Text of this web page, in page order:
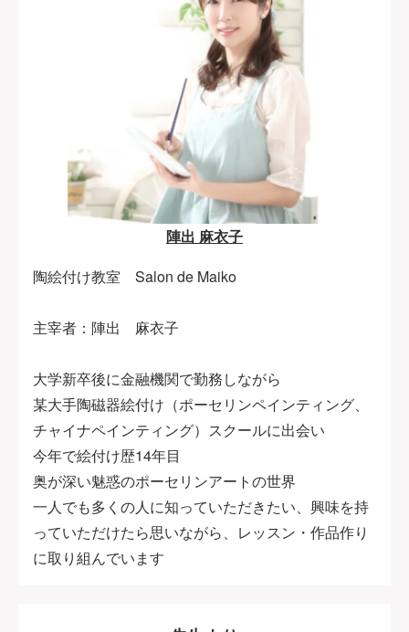
陣出 麻衣子
陶絵付け教室 Salon de Maiko
主宰者：陣出 麻衣子
大学新卒後に金融機関で勤務しながら
某大手陶磁器絵付け（ポーセリンペインティング、
チャイナペインティング）スクールに出会い
今年で絵付け歴14年目
奥が深い魅惑のポーセリンアートの世界
一人でも多くの人に知っていただきたい、興味を持
っていただけたら思いながら、レッスン・作品作り
に取り組んでいます